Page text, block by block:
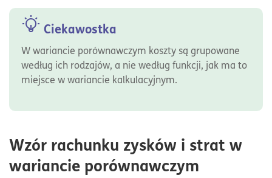
Ciekawostka
W wariancie porównawczym koszty są grupowane
według ich rodzajów, a nie według funkcji, jak ma to
miejsce w wariancie kalkulacyjnym.
Wzór rachunku zysków i strat w
wariancie porównawczym